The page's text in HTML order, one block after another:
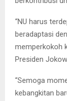
“NU harus
beradaptasi
memperkokoh
Presiden
“Semoga
kebangkitan